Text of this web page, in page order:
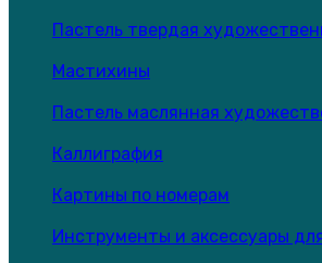
Пастель твердая
Мастихины
Пастель маслянная
Каллиграфия
Картины по номерам
Инструменты и аксессуары